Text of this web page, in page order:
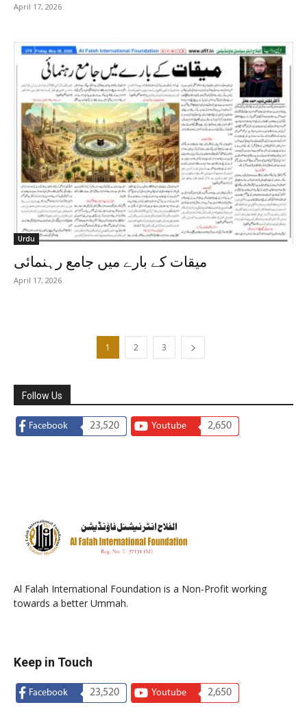
April 17, 2026
Urdu
میقات کے بارے میں جامع رہنمائی
April 17, 2026
1 2 3
Follow Us
Facebook 23,520 Youtube 2,650
Al Falah International Foundation is a Non-Profit working
towards a better Ummah.
Keep in Touch
Facebook 23,520 Youtube 2,650